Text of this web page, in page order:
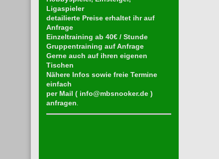
Ligaspieler
detailierte Preise erhaltet ihr auf
Anfrage
Einzeltraining ab 40€ / Stunde
Gruppentraining auf Anfrage
Gerne auch auf ihren eigenen
Tischen
Nähere Infos sowie freie Termine
einfach
per Mail ( info@mbsnooker.de )
anfragen.